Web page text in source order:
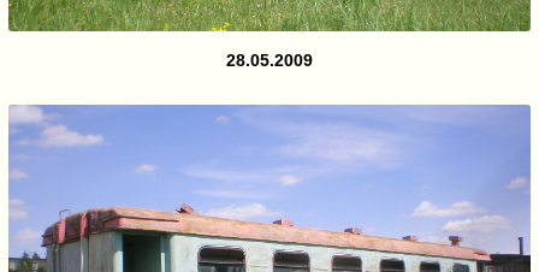
28.05.2009